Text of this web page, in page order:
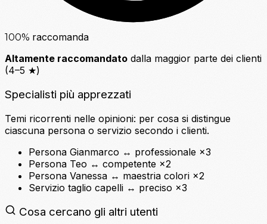
100% raccomanda
Altamente raccomandato dalla maggior parte dei clienti
(4–5 ★)
Specialisti più apprezzati
Temi ricorrenti nelle opinioni: per cosa si distingue
ciascuna persona o servizio secondo i clienti.
Persona Gianmarco ↔ professionale ×3
Persona Teo ↔ competente ×2
Persona Vanessa ↔ maestria colori ×2
Servizio taglio capelli ↔ preciso ×3
Cosa cercano gli altri utenti